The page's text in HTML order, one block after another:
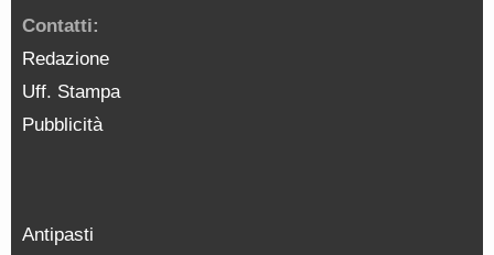
Contatti:
Redazione
Uff. Stampa
Pubblicità
Antipasti